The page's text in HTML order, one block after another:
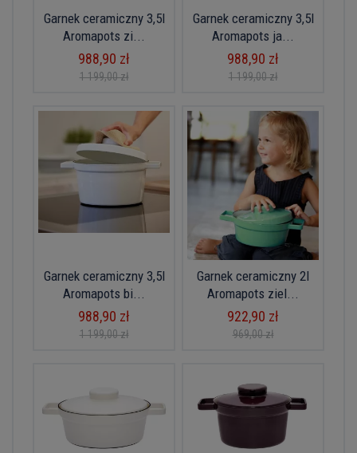
Garnek ceramiczny 3,5l
Aromapots zi...
988,90 zł
1 199,00 zł
Garnek ceramiczny 3,5l
Aromapots ja...
988,90 zł
1 199,00 zł
Garnek ceramiczny 3,5l
Aromapots bi...
988,90 zł
1 199,00 zł
Garnek ceramiczny 2l
Aromapots ziel...
922,90 zł
969,00 zł